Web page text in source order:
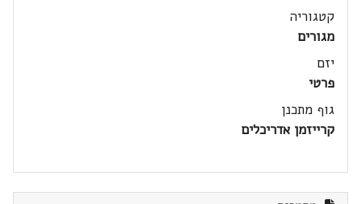
קטגוריה
מגורים
יזם
פרטי
גוף מתכנן
קרייזמן אדריכלים